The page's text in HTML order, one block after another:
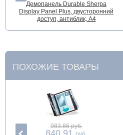
Демопанель Durable Sherpa
Display Panel Plus, двусторонний
доступ, антиблик, A4
ПОХОЖИЕ ТОВАРЫ
983.86 руб.
840.91